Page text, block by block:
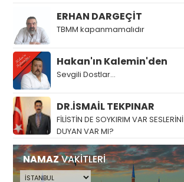
ERHAN DARGEÇİT
TBMM kapanmamalıdır
Hakan'ın Kalemin'den
Sevgili Dostlar...
DR.İSMAİL TEKPINAR
FİLİSTİN DE SOYKIRIM VAR SESLERİNİ
DUYAN VAR MI?
NAMAZVAKİTLERİ